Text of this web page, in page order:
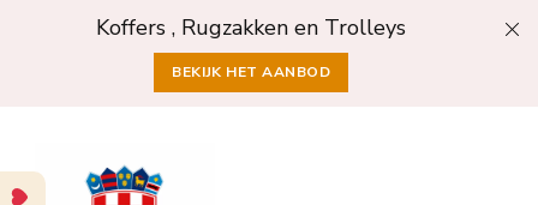
Koffers , Rugzakken en Trolleys
BEKIJK HET AANBOD